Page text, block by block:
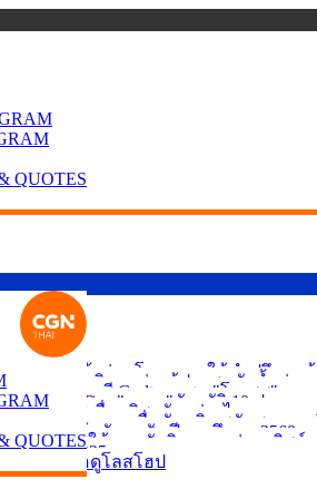
QUOTES
QUOTES
ชียงใหม่ เข้าร่วมโครงการให้คำปรึกษา
หัวใจใหญ่ บริจาคช่วยผู้ประสบภัยน้ำท่วม
บสมุดระบายสี Godtoon ชุด "โมเสส"
"365 Best Time" และ "บัญญัติ 10 ประกา
แฟลชไดร์ฟเพื่อคริสตจักรห่างไกล
อวาน่า แจกขนมเพื่อพันธกิจ สนับสนุนอง
นักเรียนเข้าพักอาศัย ปีการศึกษา 2568
นมเวเฟอร์ ให้ คจ. จัดกิจกรรมช่วงคริสต์
Thai ปี 2025
สำหรับเรือดูโลสโฮป